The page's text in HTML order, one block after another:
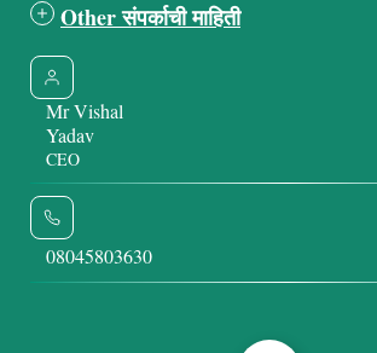
Other संपर्काची माहिती
Mr Vishal
Yadav
CEO
08045803630